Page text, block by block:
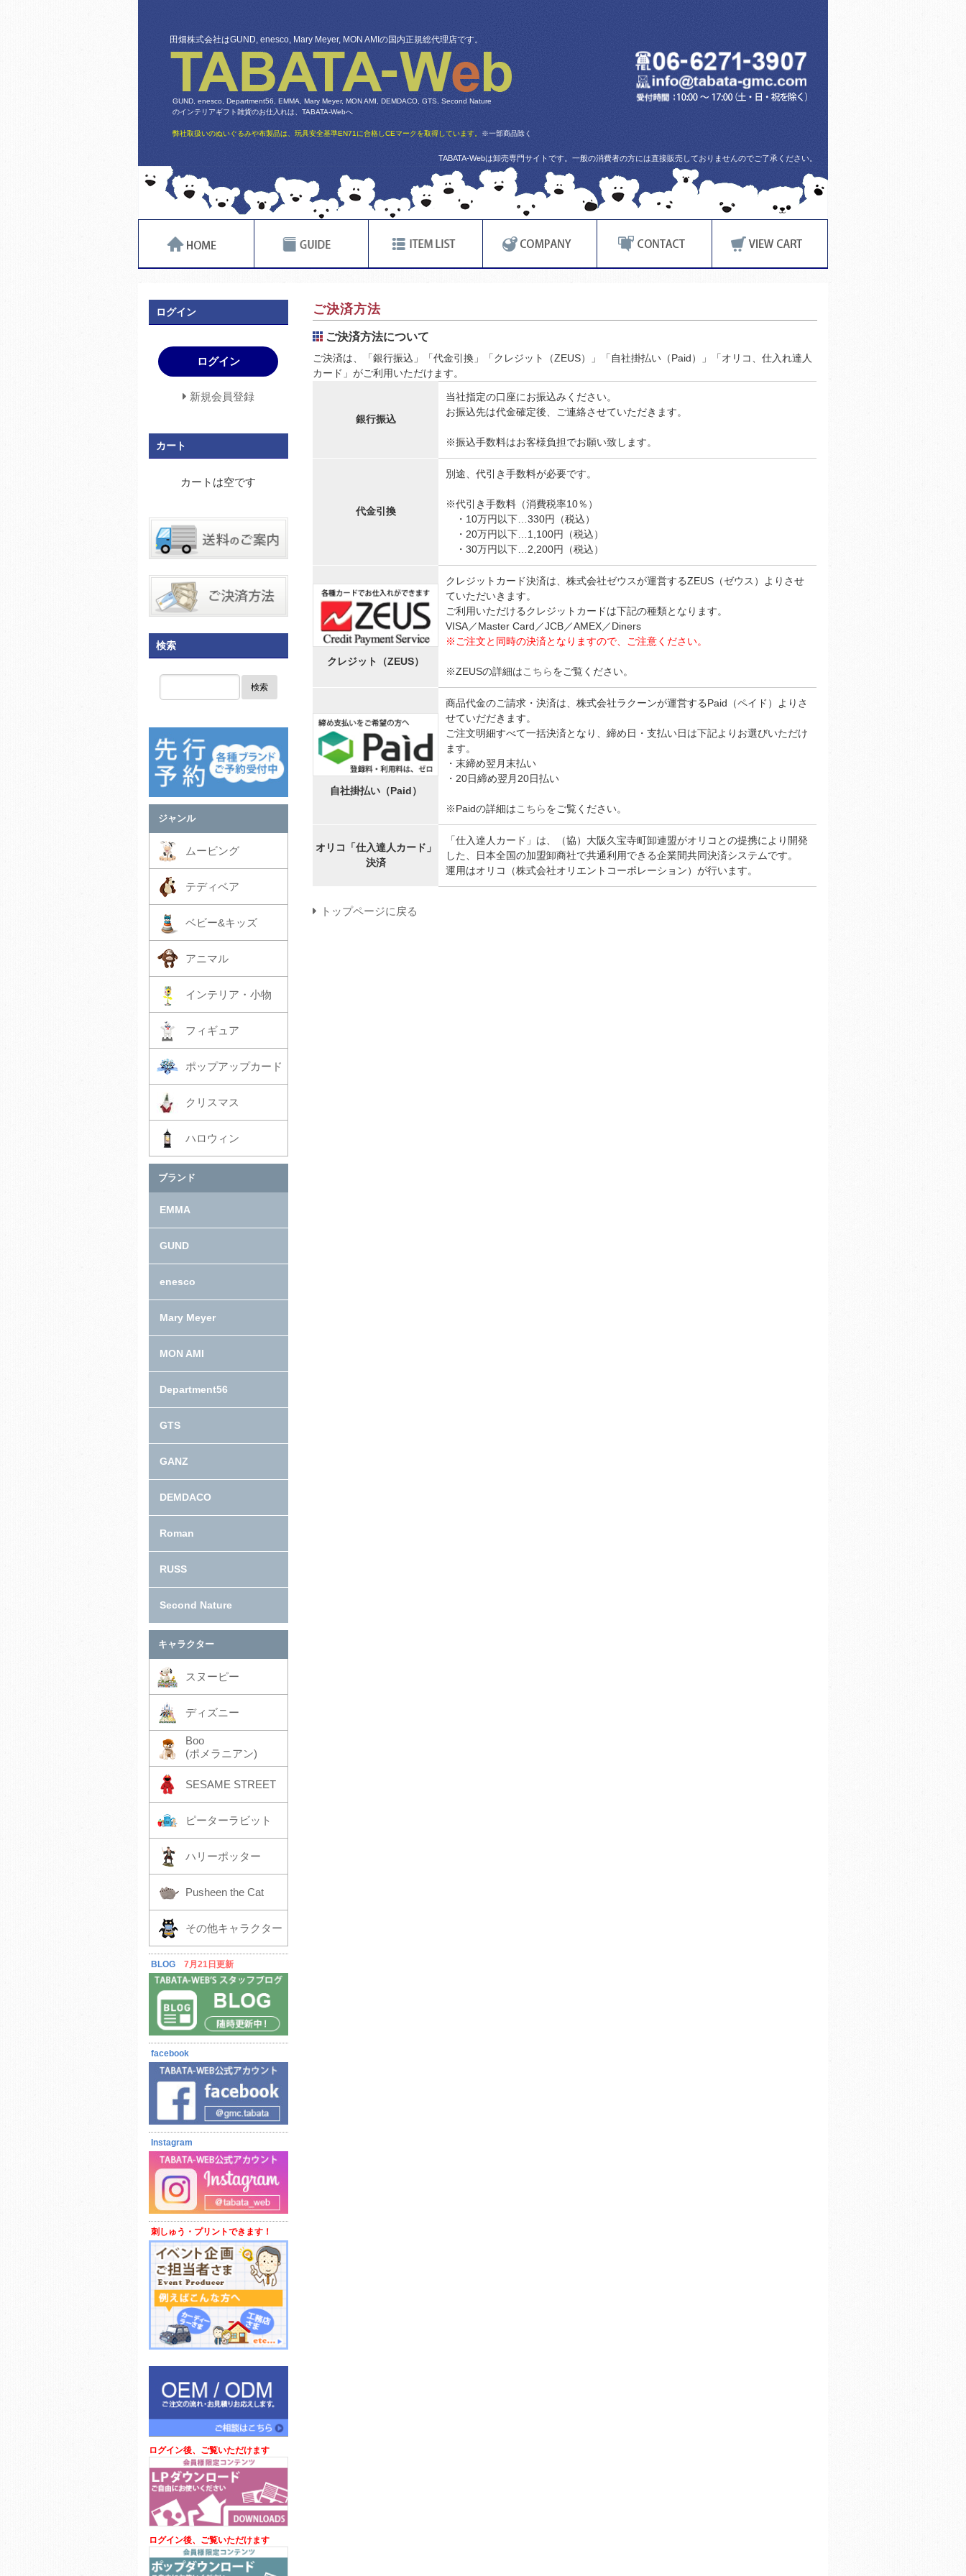
田畑株式会社はGUND, enesco, Mary Meyer, MON AMIの国内正規総代理店です。
GUND, enesco, Department56, EMMA, Mary Meyer, MON AMI, DEMDACO, GTS, Second Nature
のインテリアギフト雑貨のお仕入れは、TABATA-Webへ
弊社取扱いのぬいぐるみや布製品は、玩具安全基準EN71に合格しCEマークを取得しています。 ※一部商品除く
TABATA-Webは卸売専門サイトです。一般の消費者の方には直接販売しておりませんのでご了承ください。
ご決済方法
ご決済方法について
ご決済は、「銀行振込」「代金引換」「クレジット（ZEUS）」「自社掛払い（Paid）」「オリコ、仕入れ達人
カード」がご利用いただけます。
銀行振込
当社指定の口座にお振込みください。
お振込先は代金確定後、ご連絡させていただきます。
※振込手数料はお客様負担でお願い致します。
代金引換
別途、代引き手数料が必要です。
※代引き手数料（消費税率10％）
・10万円以下…330円（税込）
・20万円以下…1,100円（税込）
・30万円以下…2,200円（税込）
クレジット（ZEUS）
クレジットカード決済は、株式会社ゼウスが運営するZEUS（ゼウス）よりさせ
ていただいきます。
ご利用いただけるクレジットカードは下記の種類となります。
VISA／Master Card／JCB／AMEX／Diners
※ご注文と同時の決済となりますので、ご注意ください。
※ZEUSの詳細はこちらをご覧ください。
自社掛払い（Paid）
商品代金のご請求・決済は、株式会社ラクーンが運営するPaid（ペイド）よりさ
せていだだきます。
ご注文明細すべて一括決済となり、締め日・支払い日は下記よりお選びいただけ
ます。
・末締め翌月末払い
・20日締め翌月20日払い
※Paidの詳細はこちらをご覧ください。
オリコ「仕入達人カード」
決済
「仕入達人カード」は、（協）大阪久宝寺町卸連盟がオリコとの提携により開発
した、日本全国の加盟卸商社で共通利用できる企業間共同決済システムです。
運用はオリコ（株式会社オリエントコーポレーション）が行います。
トップページに戻る
ログイン
ログイン
新規会員登録
カート
カートは空です
検索
検索
ジャンル
ムービング
テディベア
ベビー&キッズ
アニマル
インテリア・小物
フィギュア
ポップアップカード
クリスマス
ハロウィン
ブランド
EMMA
GUND
enesco
Mary Meyer
MON AMI
Department56
GTS
GANZ
DEMDACO
Roman
RUSS
Second Nature
キャラクター
スヌーピー
ディズニー
Boo
(ポメラニアン)
SESAME STREET
ピーターラビット
ハリーポッター
Pusheen the Cat
その他キャラクター
BLOG 7月21日更新
facebook
Instagram
刺しゅう・プリントできます！
ログイン後、ご覧いただけます
ログイン後、ご覧いただけます